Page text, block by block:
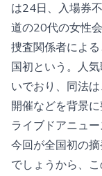
は24日、入場券
道の20代の女性
捜査関係者によ
国初という。人
いでおり、同法
開催などを背景に
ライブドアニュ
今回が全国初の
でしょうから、こ